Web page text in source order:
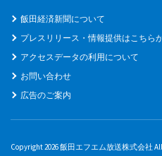
飯田経済新聞について
プレスリリース・情報提供はこちら
アクセスデータの利用について
お問い合わせ
広告のご案内
Copyright 2026 飯田エフエム放送株式会社